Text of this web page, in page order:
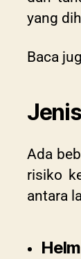
yang
Baca
Ada
risiko
antara